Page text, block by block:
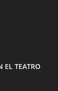
EL TEATRO